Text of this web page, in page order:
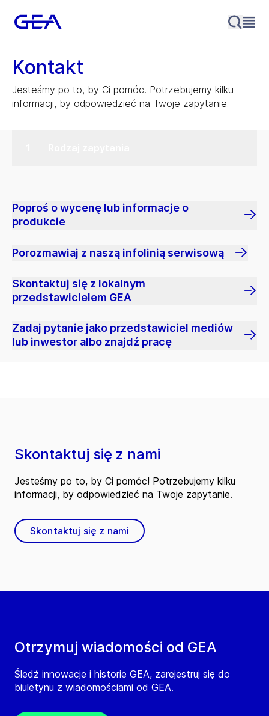
Kontakt
Jesteśmy po to, by Ci pomóc! Potrzebujemy kilku
informacji, by odpowiedzieć na Twoje zapytanie.
Poproś o wycenę lub informacje o
produkcie
Porozmawiaj z naszą infolinią serwisową
Skontaktuj się z lokalnym
przedstawicielem GEA
Zadaj pytanie jako przedstawiciel mediów
lub inwestor albo znajdź pracę
Otrzymuj wiadomości od GEA
Śledź innowacje i historie GEA, zarejestruj się do
biuletynu z wiadomościami od GEA.
Skontaktuj się z nami
Jesteśmy po to, by Ci pomóc! Potrzebujemy kilku
informacji, by odpowiedzieć na Twoje zapytanie.
Skontaktuj się z nami